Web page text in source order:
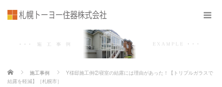
ホーム 施工事例
Y様邸施工例②寝室の結露には理由があった！【トリプルガラスで
結露を軽減】［札幌市］